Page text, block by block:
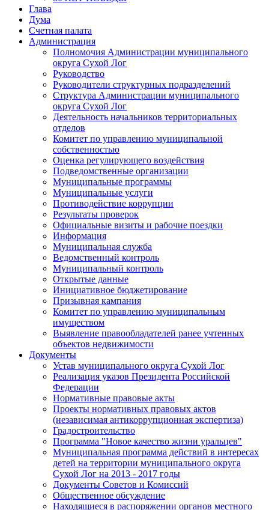
Глава
Дума
Счетная палата
Администрация
Полномочия Администрации муниципального
округа Сухой Лог
Руководство
Руководители структурных подразделений
Структура Администрации муниципального
округа Сухой Лог
Деятельность начальников территориальных
отделов
Комитет по управлению муниципальной
собственностью
Оценка регулирующего воздействия
Подведомственные организации
Муниципальные программы
Муниципальные услуги
Противодействие коррупции
Результаты проверок
Официальные визиты и рабочие поездки
Информация
Муниципальная служба
Ведомственный контроль
Муниципальный контроль
Открытые данные
Инициативное бюджетирование
Призывная кампания
Комитет по управлению муниципальным
имуществом
Выявление правообладателей ранее учтенных
объектов недвижимости
Документы
Устав муниципального округа Сухой Лог
Реализация указов Президента Российской
Федерации
Нормативные правовые акты
Проекты нормативных правовых актов
(независимая антикоррупционная экспертиза)
Градостроительство
Программа "Новое качество жизни уральцев"
Муниципальная программа действий в интересах
детей на территории муниципального округа
Сухой Лог на 2013 - 2017 годы
Документы Советов и Комиссий
Общественное обсуждение
Находящиеся в распоряжении органов местного